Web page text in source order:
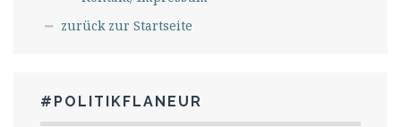
zurück zur Startseite
#POLITIKFLANEUR